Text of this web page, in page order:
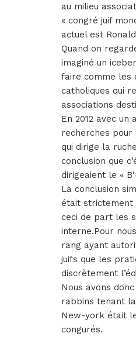
au milieu
« congré juif
actuel est
Quand on
imaginé un
faire comme les
catholiques qui
associations
En 2012 avec un
recherches pour
qui dirige la
conclusion que
dirigeaient le «
La conclusion
était strictement
ceci de part les
interne.Pour
rang ayant
juifs que les
discrètement
Nous avons
rabbins tenant
New-york était
congurés.